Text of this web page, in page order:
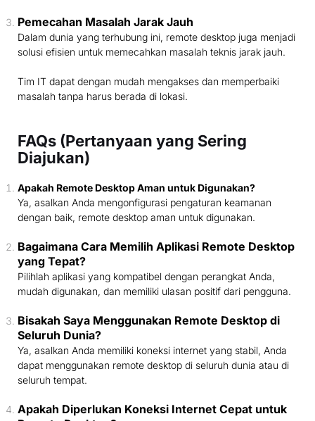
Pemecahan Masalah Jarak Jauh
Dalam dunia yang terhubung ini, remote desktop juga menjadi
solusi efisien untuk memecahkan masalah teknis jarak jauh.
Tim IT dapat dengan mudah mengakses dan memperbaiki
masalah tanpa harus berada di lokasi.
FAQs (Pertanyaan yang Sering
Diajukan)
Apakah Remote Desktop Aman untuk Digunakan?
Ya, asalkan Anda mengonfigurasi pengaturan keamanan
dengan baik, remote desktop aman untuk digunakan.
Bagaimana Cara Memilih Aplikasi Remote Desktop
yang Tepat?
Pilihlah aplikasi yang kompatibel dengan perangkat Anda,
mudah digunakan, dan memiliki ulasan positif dari pengguna.
Bisakah Saya Menggunakan Remote Desktop di
Seluruh Dunia?
Ya, asalkan Anda memiliki koneksi internet yang stabil, Anda
dapat menggunakan remote desktop di seluruh dunia atau di
seluruh tempat.
Apakah Diperlukan Koneksi Internet Cepat untuk